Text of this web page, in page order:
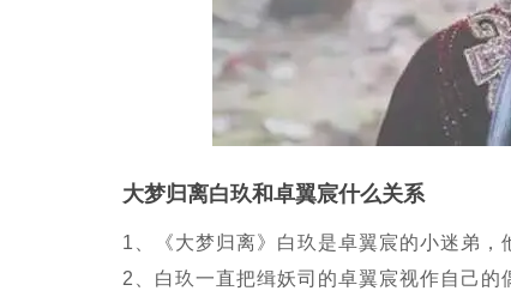
大梦归离白玖和卓翼宸什么关系
1、《大梦归离》白玖是卓翼宸的小迷弟，
2、白玖一直把缉妖司的卓翼宸视作自己的